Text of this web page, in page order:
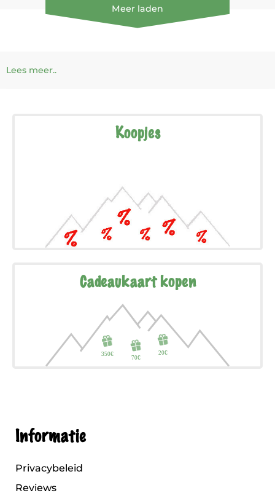
Meer laden
Lees meer..
Koopjes
Cadeaukaart kopen
Informatie
Privacybeleid
Reviews